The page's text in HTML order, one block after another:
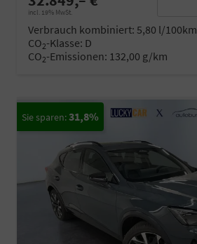
incl. 19% MwSt.
Verbrauch kombiniert: 5,80 l/100km
CO2-Klasse: D
CO2-Emissionen: 132,00 g/km
31,8%